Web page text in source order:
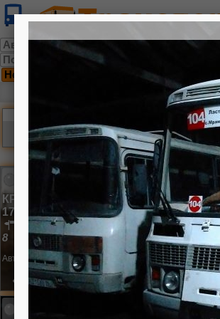
Автобусы парка
Подвижной состав маршрута
Новые
Разные
Вход
Новые фотографии
Фотографий:2999| Автобусов:
КР 175 66 | Yutong ZK6890HGQ
17 октября 2024 г.
улица Магистраль
8
Автор:Коныгин-Артур
182 2